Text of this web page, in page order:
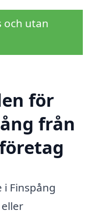
och utan
för
från
Finspång